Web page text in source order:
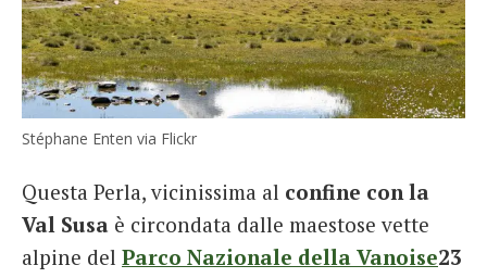
Stéphane Enten via Flickr
Questa Perla, vicinissima al confine con la
Val Susa è circondata dalle maestose vette
alpine del Parco Nazionale della Vanoise23